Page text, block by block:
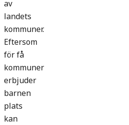
av
landets
kommuner.
Eftersom
för få
kommuner
erbjuder
barnen
plats
kan